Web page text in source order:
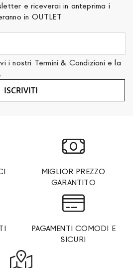
e riceverai in anteprima i
in OUTLET
i nostri Termini & Condizioni e la
.
ISCRIVITI
MIGLIOR PREZZO
GARANTITO
PAGAMENTI COMODI E
SICURI